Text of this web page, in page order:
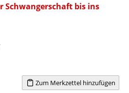
Schwangerschaft bis ins
Zum Merkzettel hinzufügen